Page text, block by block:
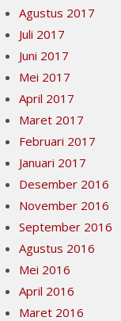
Agustus 2017
Juli 2017
Juni 2017
Mei 2017
April 2017
Maret 2017
Februari 2017
Januari 2017
Desember 2016
November 2016
September 2016
Agustus 2016
Mei 2016
April 2016
Maret 2016